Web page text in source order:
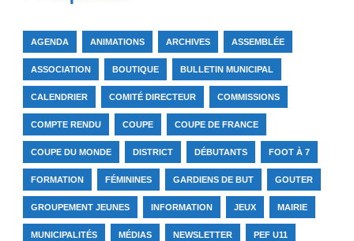
AGENDA ANIMATIONS ARCHIVES ASSEMBLÉE
ASSOCIATION BOUTIQUE BULLETIN MUNICIPAL
CALENDRIER COMITÉ DIRECTEUR COMMISSIONS
COMPTE RENDU COUPE COUPE DE FRANCE
COUPE DU MONDE DISTRICT DÉBUTANTS FOOT À 7
FORMATION FÉMININES GARDIENS DE BUT GOUTER
GROUPEMENT JEUNES INFORMATION JEUX MAIRIE
MUNICIPALITÉS MÉDIAS NEWSLETTER PEF U11